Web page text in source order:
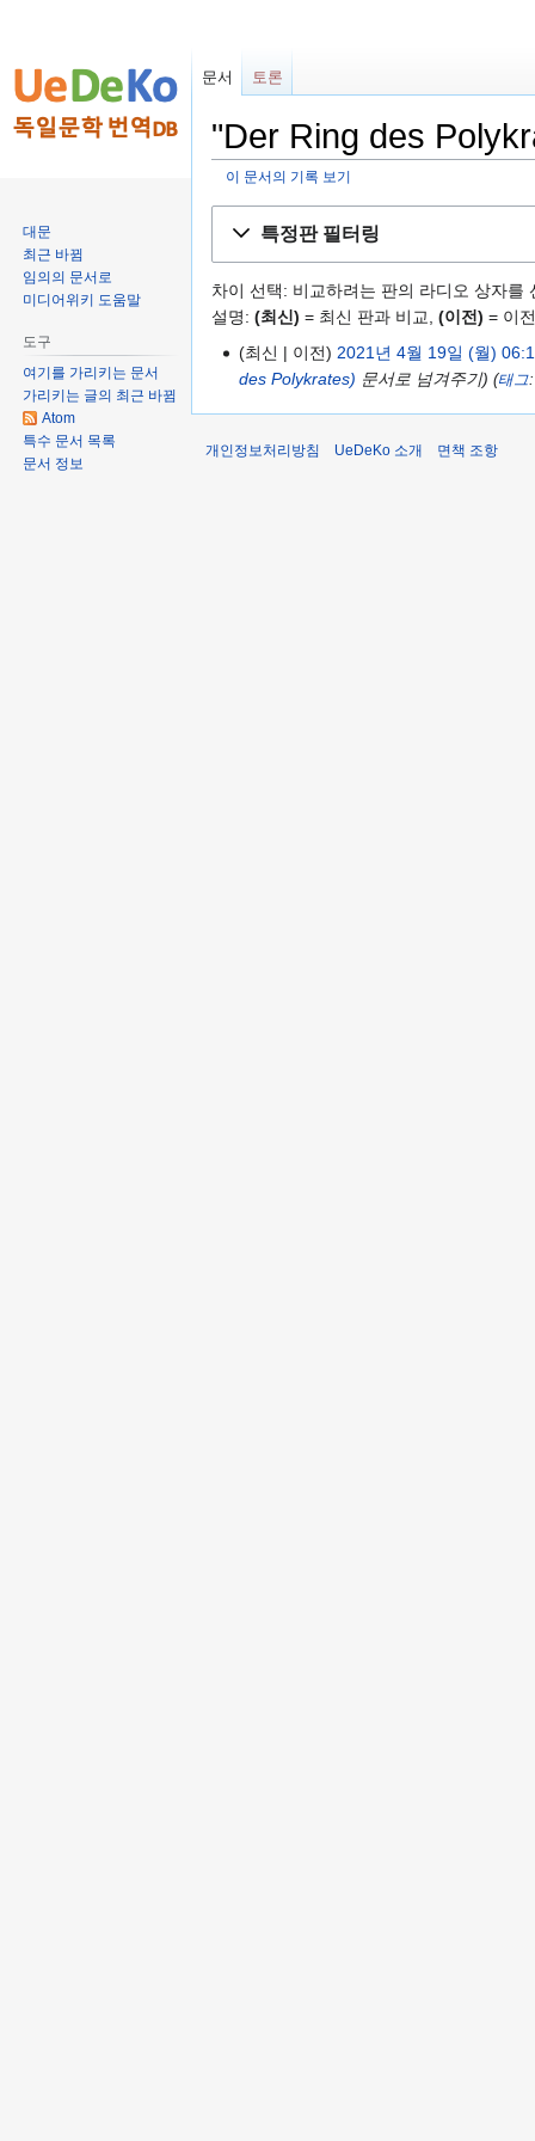
"Der Ring des
이 문서의 기록 보기
기
로
가
러
가
기
특정판 필터링
차이 선택: 비교하려는 판의 라디오 상자
설명: (최신) = 최신 판과 비교, (이전) = 이
최신
이전
2021년 4월 19일 (월)
des Polykrates) 문서로 넘겨주기 태그
문서 토론
대문
최근 바뀜
임의의 문서로
미디어위키 도움말
도구
여기를 가리키는 문서
가리키는 글의 최근 바뀜
Atom
특수 문서 목록
문서 정보
개인정보처리방침 UeDeKo 소개 면책 조항